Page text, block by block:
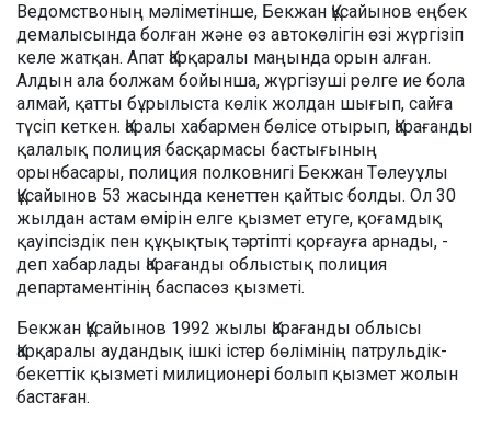
Ведомствоның мәліметінше, Бекжан Құсайынов еңбек
демалысында болған және өз автокөлігін өзі жүргізіп
келе жатқан. Апат Қарқаралы маңында орын алған.
Алдын ала болжам бойынша, жүргізуші рөлге ие бола
алмай, қатты бұрылыста көлік жолдан шығып, сайға
түсіп кеткен. Қаралы хабармен бөлісе отырып, Қарағанды
қалалық полиция басқармасы бастығының
орынбасары, полиция полковнигі Бекжан Төлеуұлы
Құсайынов 53 жасында кенеттен қайтыс болды. Ол 30
жылдан астам өмірін елге қызмет етуге, қоғамдық
қауіпсіздік пен құқықтық тәртіпті қорғауға арнады, -
деп хабарлады Қарағанды облыстық полиция
департаментінің баспасөз қызметі.
Бекжан Құсайынов 1992 жылы Қарағанды облысы
Қарқаралы аудандық ішкі істер бөлімінің патрульдік-
бекеттік қызметі милиционері болып қызмет жолын
бастаған.